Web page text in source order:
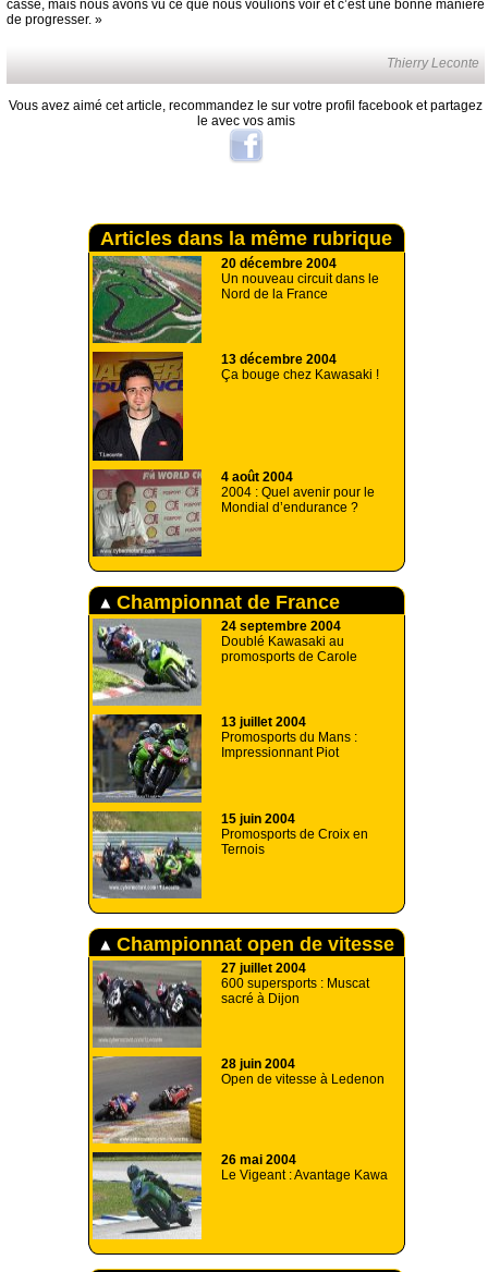
cassé, mais nous avons vu ce que nous voulions voir et c’est une bonne manière
de progresser. »
Thierry Leconte
Vous avez aimé cet article, recommandez le sur votre profil facebook et partagez
le avec vos amis
Articles dans la même rubrique
20 décembre 2004
Un nouveau circuit dans le
Nord de la France
13 décembre 2004
Ça bouge chez Kawasaki !
4 août 2004
2004 : Quel avenir pour le
Mondial d’endurance ?
Championnat de France
Promosport
24 septembre 2004
Doublé Kawasaki au
promosports de Carole
13 juillet 2004
Promosports du Mans :
Impressionnant Piot
15 juin 2004
Promosports de Croix en
Ternois
Championnat open de vitesse
27 juillet 2004
600 supersports : Muscat
sacré à Dijon
28 juin 2004
Open de vitesse à Ledenon
26 mai 2004
Le Vigeant : Avantage Kawa